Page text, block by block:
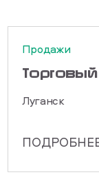
Продажи
Луганск